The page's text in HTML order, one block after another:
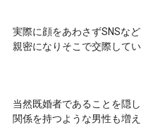
実際に顔をあわさずSNSな
親密になりそこで交際して
当然既婚者であることを隠
関係を持つような男性も増